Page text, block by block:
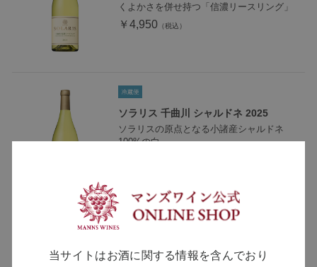
くよかさを併せ持つ「信濃リースリング」
￥4,950
ソラリス 千曲川 シャルドネ 2025
ソラリスの原点となる小諸産シャルドネ
100%の白
当サイトはお酒に関する情報を含んでおり